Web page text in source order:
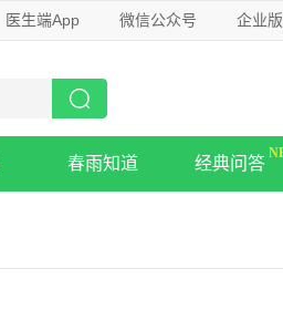
医生端App 微信公众号 企业版
春雨知道 经典问答